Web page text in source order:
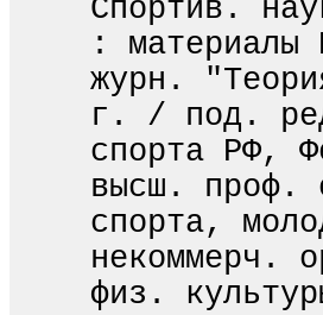
Спортив.
:
журн.
г. / под.
спорта РФ,
высш. проф.
спорта,
некоммерч.
физ.